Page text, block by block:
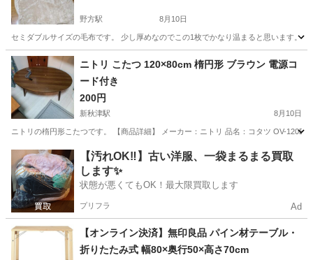
野方駅 8月10日
セミダブルサイズの毛布です。 少し厚めなのでこの1枚でかなり温まると思います。
東京 中野区 野方駅
ニトリ こたつ 120×80cm 楕円形 ブラウン 電源コ
ード付き
200円
新秋津駅 8月10日
ニトリの楕円形こたつです。 【商品詳細】 メーカー：ニトリ 品名：コタツ OV-
東京 東村山市 新秋津駅 テーブル
【汚れOK‼️】古い洋服、一袋まるまる買取
します✨
状態が悪くてもOK！最大限買取します
プリフラ Ad
【オンライン決済】無印良品 パイン材テーブル・
折りたたみ式 幅80×奥行50×高さ70cm